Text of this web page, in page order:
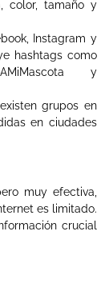
color, tamaño y
Instagram y
hashtags como
y
grupos en
en ciudades
muy efectiva,
es limitado.
crucial